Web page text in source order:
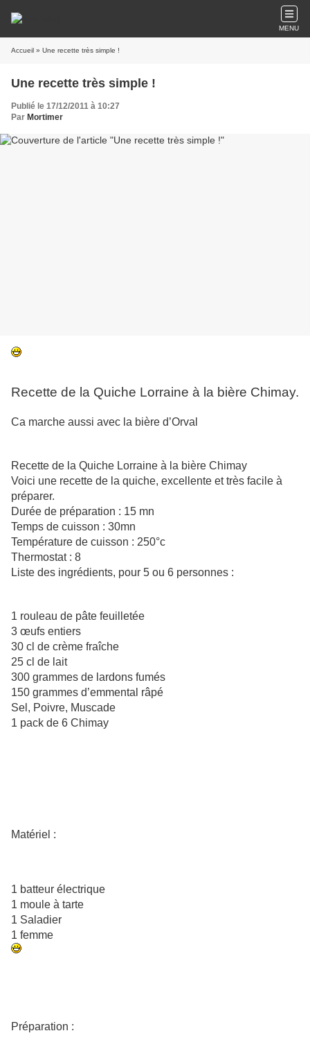
MENU
Accueil » Une recette très simple !
Une recette très simple !
Publié le 17/12/2011 à 10:27
Par Mortimer
Recette de la Quiche Lorraine à la bière Chimay.
Ca marche aussi avec la bière d’Orval
Recette de la Quiche Lorraine à la bière Chimay
Voici une recette de la quiche, excellente et très facile à
préparer.
Durée de préparation : 15 mn
Temps de cuisson : 30mn
Température de cuisson : 250°c
Thermostat : 8
Liste des ingrédients, pour 5 ou 6 personnes :
1 rouleau de pâte feuilletée
3 œufs entiers
30 cl de crème fraîche
25 cl de lait
300 grammes de lardons fumés
150 grammes d’emmental râpé
Sel, Poivre, Muscade
1 pack de 6 Chimay
Matériel :
1 batteur électrique
1 moule à tarte
1 Saladier
1 femme
Préparation :